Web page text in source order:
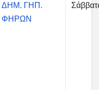
ΔΗΜ. ΓΗΠ.
ΦΗΡΩΝ